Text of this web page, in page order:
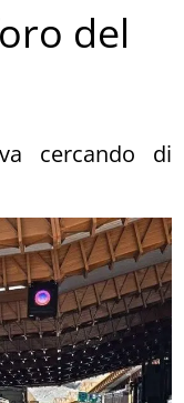
del
cercando di